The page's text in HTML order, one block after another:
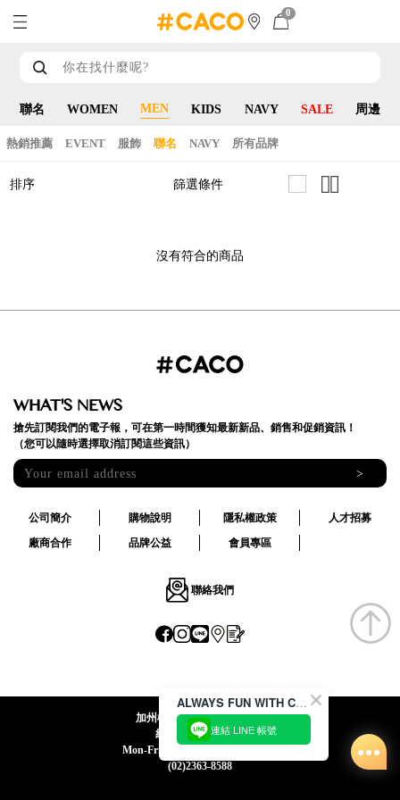
0
聯名 WOMEN MEN KIDS NAVY SALE 周邊
熱銷推薦 EVENT 服飾 聯名 NAVY 所有品牌
排序 篩選條件
沒有符合的商品
WHAT'S NEWS
搶先訂閱我們的電子報，可在第一時間獲知最新新品、銷售和促銷資訊！
（您可以隨時選擇取消訂閱這些資訊）
>
公司簡介 購物說明 隱私權政策
人才招募
廠商合作
品牌公益 會員專區
聯絡我們
加州椰子國際股份有限公司
統一編號:24492069
Mon-Fri 09:00-12:30 / 13:30-18:00
(02)2363-8588
ALWAYS FUN WITH CACO !
連結 LINE 帳號